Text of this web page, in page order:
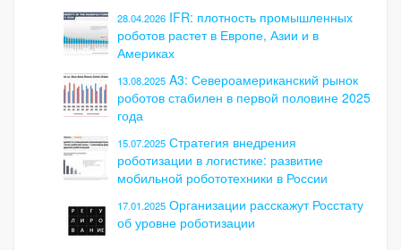
28.04.2026 IFR: плотность промышленных
роботов растет в Европе, Азии и в
Америках
13.08.2025 A3: Североамериканский рынок
роботов стабилен в первой половине 2025
года
15.07.2025 Стратегия внедрения
роботизации в логистике: развитие
мобильной робототехники в России
17.01.2025 Организации расскажут Росстату
об уровне роботизации